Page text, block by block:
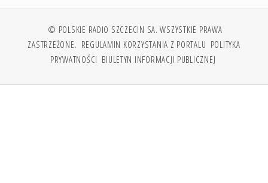
© POLSKIE RADIO SZCZECIN SA. WSZYSTKIE PRAWA
ZASTRZEŻONE. REGULAMIN KORZYSTANIA Z PORTALU POLITYKA
PRYWATNOŚCI BIULETYN INFORMACJI PUBLICZNEJ